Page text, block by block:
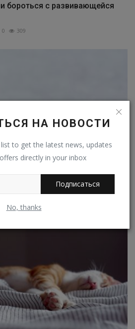
НА НОВОСТИ
to get the latest news, updates
directly in your inbox
Подписаться
No, thanks
бороться с развивающейся
0 309
не только укусами
0 390